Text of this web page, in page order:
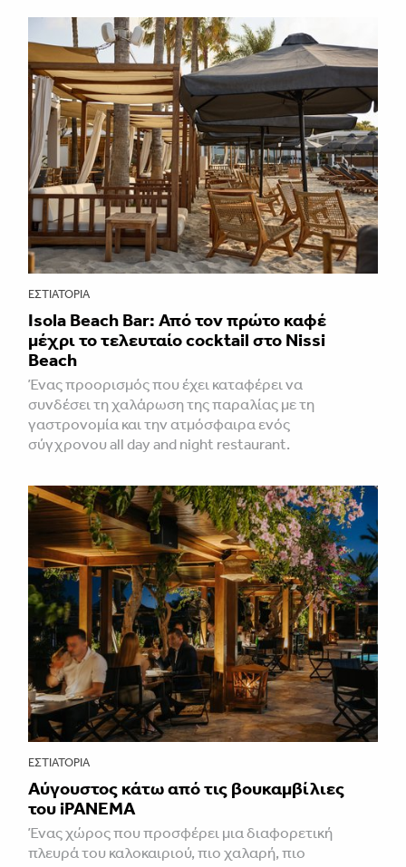
ΕΣΤΙΑΤΌΡΙΑ
Isola Beach Bar: Από τον πρώτο καφέ
μέχρι το τελευταίο cocktail στο Nissi
Beach
Ένας προορισμός που έχει καταφέρει να
συνδέσει τη χαλάρωση της παραλίας με τη
γαστρονομία και την ατμόσφαιρα ενός
σύγχρονου all day and night restaurant.
ΕΣΤΙΑΤΌΡΙΑ
Αύγουστος κάτω από τις βουκαμβίλιες
του iPANEMA
Ένας χώρος που προσφέρει μια διαφορετική
πλευρά του καλοκαιριού, πιο χαλαρή, πιο